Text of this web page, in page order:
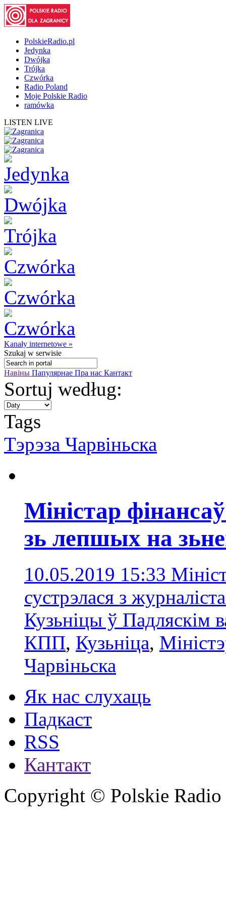
PolskieRadio.pl
Jedynka
Dwójka
Trójka
Czwórka
Radio Poland
Moje Polskie Radio
ramówka
LISTEN LIVE
Kanały internetowe »
Szukaj w serwisie
Навіны Папулярнае Пра нас Кантакт
Sortuj według:
Tags
Тэрэза Чарвіньска
Міністар
зь лепшых на
10.05.2019 15:33
сустрэлася з
Кузьніцы ў Падляскім
КПП, Кузьніца,
Чарвіньска
Як нас слухаць
Падкаст
RSS
Кантакт
Copyright © Polskie